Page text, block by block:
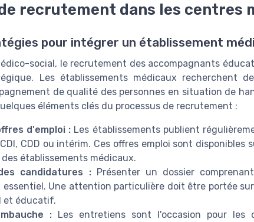
recrutement dans les centres
pour intégrer un établissement
social, le recrutement des accompagnants
Les établissements médicaux recherchent
de qualité des personnes en situation de
éléments clés du processus de recrutement :
d'emploi : Les établissements publient
CDD ou intérim. Ces offres emploi sont disponibles
établissements médicaux.
candidatures :Présenter un dossier
essentiel. Une attention particulière doit être portée
et éducatif.
: Les entretiens sont l'occasion pour les